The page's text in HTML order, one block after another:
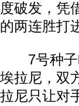
度破发，凭
的两连胜打
7号种子
埃拉尼，双
拉尼只让对